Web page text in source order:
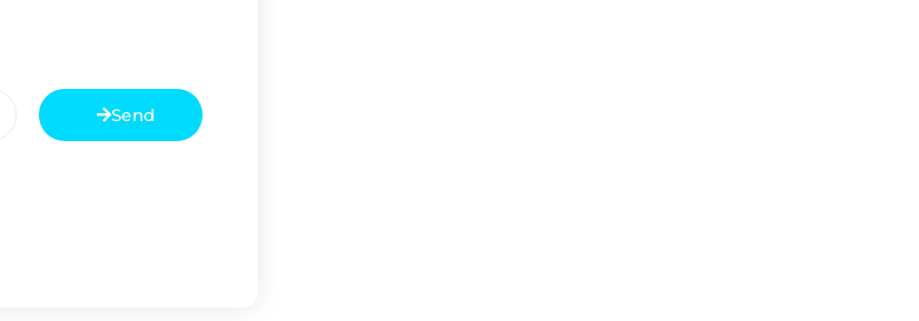
Send